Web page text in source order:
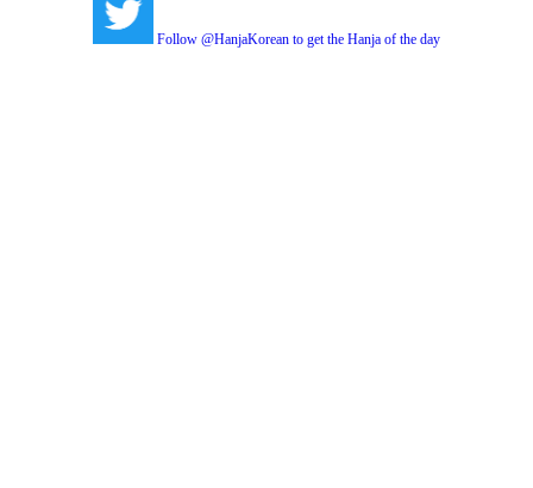
Follow @HanjaKorean to get the Hanja of the day